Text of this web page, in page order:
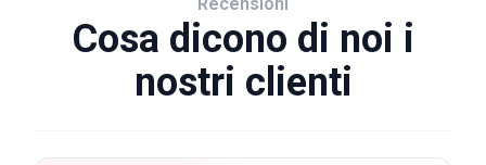
Cosa dicono di noi i
nostri clienti